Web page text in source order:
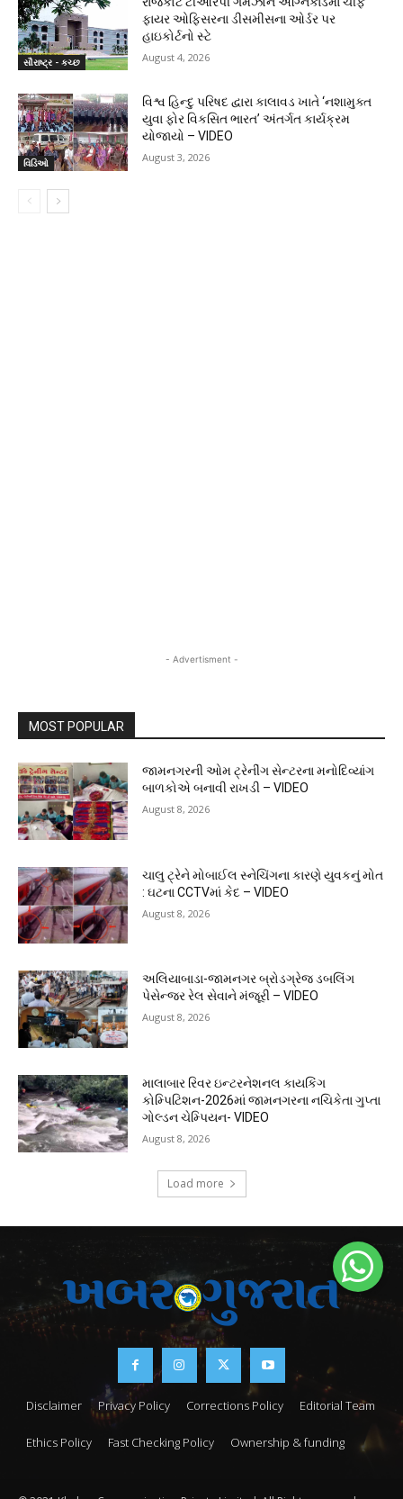
સૌરાષ્ટ્ર - કચ્છ
ફાયર ઓફિસરના ડીસમીસના ઓર્ડર પર
હાઇકોર્ટનો સ્ટે
August 4, 2026
વિડિઓ
વિશ્વ હિન્દુ પરિષદ દ્વારા કાલાવડ ખાતે ‘નશામુક્ત
યુવા ફોર વિકસિત ભારત’ અંતર્ગત કાર્યક્રમ
યોજાયો – VIDEO
August 3, 2026
- Advertisment -
MOST POPULAR
જામનગરની ઓમ ટ્રેનીંગ સેન્ટરના મનોદિવ્યાંગ
બાળકોએ બનાવી રાખડી – VIDEO
August 8, 2026
ચાલુ ટ્રેને મોબાઈલ સ્નેચિંગના કારણે યુવકનું મોત
: ઘટના CCTVમાં કેદ – VIDEO
August 8, 2026
અલિયાબાડા-જામનગર બ્રોડગ્રેજ ડબલિંગ
પેસેન્જર રેલ સેવાને મંજૂરી – VIDEO
August 8, 2026
માલાબાર રિવર ઇન્ટરનેશનલ કાયકિંગ
કોમ્પિટિશન-2026માં જામનગરના નચિકેતા ગુપ્તા
ગોલ્ડન ચેમ્પિયન- VIDEO
August 8, 2026
Load more
Disclaimer Privacy Policy Corrections Policy Editorial Team
Ethics Policy Fast Checking Policy Ownership & funding